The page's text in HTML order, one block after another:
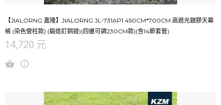
【JIALORNG 嘉隆】JIALORNG JL-731AP1 450CM*700CM 高遮光銀膠天幕
帳 (染色營柱款) (鍛造釘銅錘)(四邊可調230CM款)(含14節套管)
14,720 元